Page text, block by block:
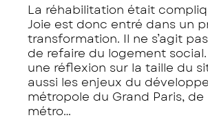
La réhabilitation était
Joie est donc entré dans un
transformation. Il ne s’agit
de refaire du logement
une réflexion sur la taille du
aussi les enjeux du
métropole du Grand Paris, de
métro…